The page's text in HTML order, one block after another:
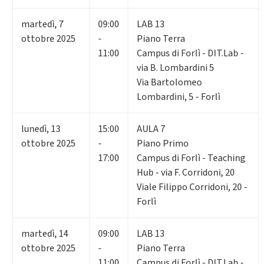
martedì, 7
ottobre 2025
09:00
-
11:00
LAB 13
Piano Terra
Campus di Forlì - DIT.Lab -
via B. Lombardini 5
Via Bartolomeo
Lombardini, 5 - Forlì
lunedì, 13
ottobre 2025
15:00
-
17:00
AULA 7
Piano Primo
Campus di Forlì - Teaching
Hub - via F. Corridoni, 20
Viale Filippo Corridoni, 20 -
Forlì
martedì, 14
ottobre 2025
09:00
-
LAB 13
Piano Terra